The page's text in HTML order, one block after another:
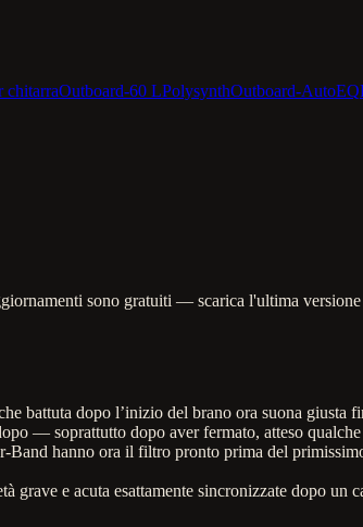
chitarraOutboard-60 LPolysynthOutboard-AutoEQ
sono gratuiti — scarica l'ultima
battuta dopo l’inizio del brano ora suona
— soprattutto dopo aver fermato, atteso
Band hanno ora il filtro pronto prima del
grave e acuta esattamente sincronizzate dopo